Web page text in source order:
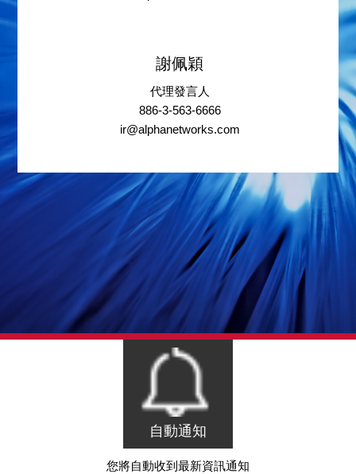
謝佩穎
代理發言人
886-3-563-6666
ir@alphanetworks.com
自動通知
您將自動收到最新資訊通知